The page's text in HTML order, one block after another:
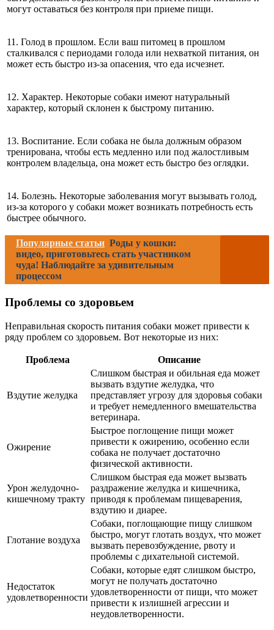
могут оставаться без контроля при приеме пищи.
11. Голод в прошлом. Если ваш питомец в прошлом
сталкивался с периодами голода или нехваткой питания, он
может есть быстро из-за опасения, что еда исчезнет.
12. Характер. Некоторые собаки имеют натуральный
характер, который склонен к быстрому питанию.
13. Воспитание. Если собака не была должным образом
тренирована, чтобы есть медленно или под жалостливым
контролем владельца, она может есть быстро без оглядки.
14. Болезнь. Некоторые заболевания могут вызывать голод,
из-за которого у собаки может возникать потребность есть
быстрее обычного.
Популярные статьи Роды у кошки:
видео, приготовьтесь стать участником
чуда! Наблюдайте за удивительным
процессом
Проблемы со здоровьем
Неправильная скорость питания собаки может привести к
ряду проблем со здоровьем. Вот некоторые из них:
Проблема Описание
Вздутие желудка
Слишком быстрая и обильная еда может
вызвать вздутие желудка, что
представляет угрозу для здоровья собаки
и требует немедленного вмешательства
ветеринара.
Ожирение
Быстрое поглощение пищи может
привести к ожирению, особенно если
собака не получает достаточно
физической активности.
Урон желудочно-
кишечному тракту
Слишком быстрая еда может вызвать
раздражение желудка и кишечника,
приводя к проблемам пищеварения,
вздутию и диарее.
Глотание воздуха
Собаки, поглощающие пищу слишком
быстро, могут глотать воздух, что может
вызвать перевозбуждение, рвоту и
проблемы с дихательной системой.
Недостаток
удовлетворенности
Собаки, которые едят слишком быстро,
могут не получать достаточно
удовлетворенности от пищи, что может
привести к излишней агрессии и
неудовлетворенности.